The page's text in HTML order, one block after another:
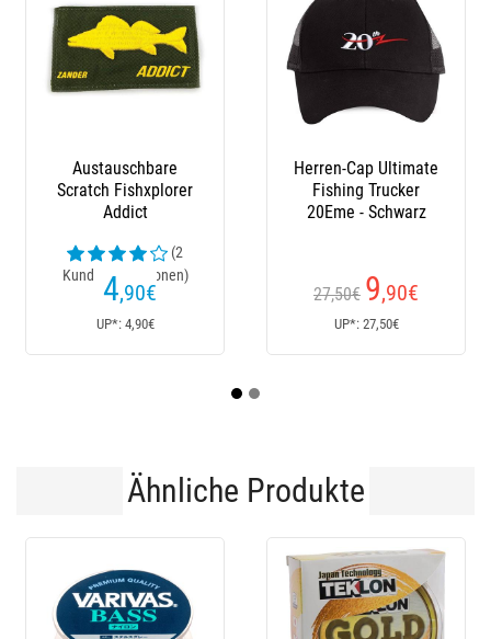
Ultimate
Trucker
Stiefel Le Chameau
Kundenrezensionen)
Latzhose
Ähnliche Produkte